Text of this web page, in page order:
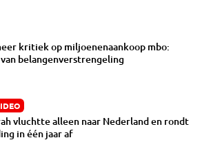
kritiek op miljoenenaankoop mbo:
belangenverstrengeling
vluchtte alleen naar Nederland en rondt
in één jaar af